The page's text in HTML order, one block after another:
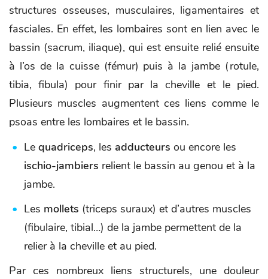
structures osseuses, musculaires, ligamentaires et
fasciales. En effet, les lombaires sont en lien avec le
bassin (sacrum, iliaque), qui est ensuite relié ensuite
à l’os de la cuisse (fémur) puis à la jambe (rotule,
tibia, fibula) pour finir par la cheville et le pied.
Plusieurs muscles augmentent ces liens comme le
psoas entre les lombaires et le bassin.
Le quadriceps, les adducteurs ou encore les
ischio-jambiers relient le bassin au genou et à la
jambe.
Les mollets (triceps suraux) et d’autres muscles
(fibulaire, tibial…) de la jambe permettent de la
relier à la cheville et au pied.
Par ces nombreux liens structurels, une douleur